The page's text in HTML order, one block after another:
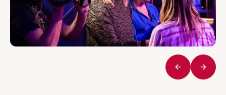
Vorige